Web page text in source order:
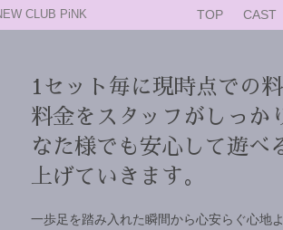
CLUB PiNK TOP CAST
1セット毎に現時点での
料金をスタッフがしっか
なた様でも安心して遊べ
上げていきます。
一歩足を踏み入れた瞬間から心安らぐ心地